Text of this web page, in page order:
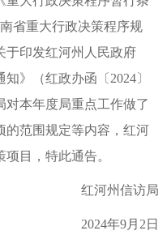
省重大行政决策程序规
于印发红河州人民政府
》（红政办函〔2024〕
对本年度局重点工作做了
的范围规定等内容，红河
目，特此通告。
红河州信访局
2024年9月2日